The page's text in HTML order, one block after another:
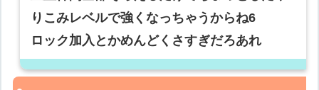
りこみレベルで強くなっちゃうからね6
ロック加入とかめんどくさすぎだろあれ